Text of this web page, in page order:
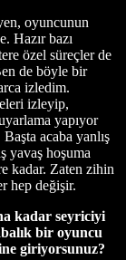
oyuncunun
Hazır bazı
özel süreçler de
de böyle bir
izledim.
izleyip,
yapıyor
acaba yanlış
yavaş hoşuma
kadar. Zaten zihin
hep değişir.
kadar seyriciyi
bir oyuncu
giriyorsunuz?